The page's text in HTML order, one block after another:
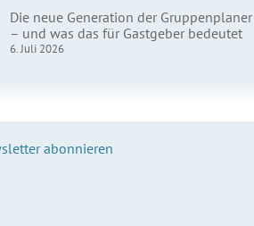
Die neue Generation der Gruppenplaner
– und was das für Gastgeber bedeutet
6. Juli 2026
abonnieren